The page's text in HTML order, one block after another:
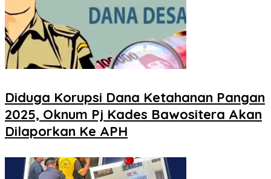
Diduga Korupsi Dana Ketahanan Pangan
2025, Oknum Pj Kades Bawositera Akan
Dilaporkan Ke APH